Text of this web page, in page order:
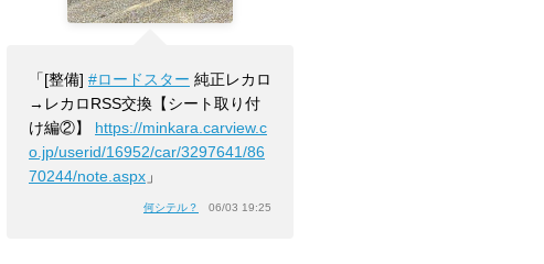
「[整備] #ロードスター 純正レカロ
→レカロRSS交換【シート取り付
け編②】 https://minkara.carview.c
o.jp/userid/16952/car/3297641/86
70244/note.aspx 」
何シテル？ 06/03 19:25